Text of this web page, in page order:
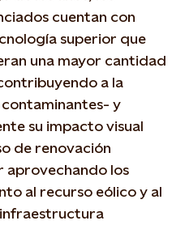
cuentan con
superior que
una mayor cantidad
a la
y
su impacto visual
de renovación
aprovechando los
al recurso eólico y al